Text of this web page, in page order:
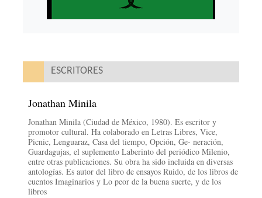
ESCRITORES
Jonathan Minila
Jonathan Minila (Ciudad de México, 1980). Es escritor y
promotor cultural. Ha colaborado en Letras Libres, Vice,
Picnic, Lenguaraz, Casa del tiempo, Opción, Ge- neración,
Guardagujas, el suplemento Laberinto del periódico Milenio,
entre otras publicaciones. Su obra ha sido incluida en diversas
antologías. Es autor del libro de ensayos Ruido, de los libros de
cuentos Imaginarios y Lo peor de la buena suerte, y de los
libros